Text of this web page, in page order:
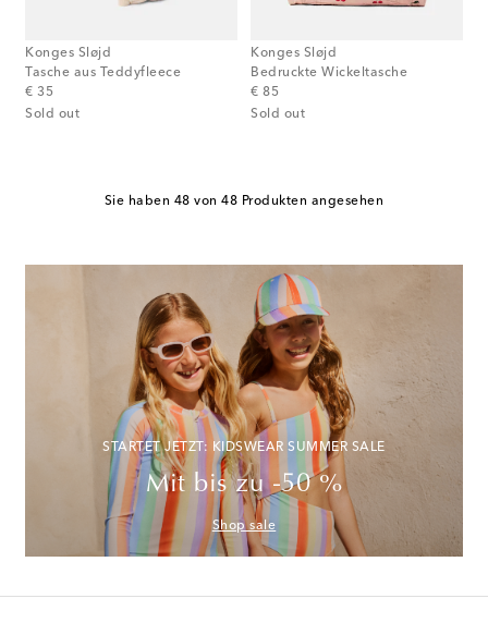
Konges Sløjd
Tasche aus Teddyfleece
€ 35
original price
Sold out
Konges Sløjd
Bedruckte Wickeltasche
€ 85
original price
Sold out
Sie haben 48 von 48 Produkten angesehen
STARTET JETZT: KIDSWEAR SUMMER SALE
Mit bis zu -50 %
Shop sale